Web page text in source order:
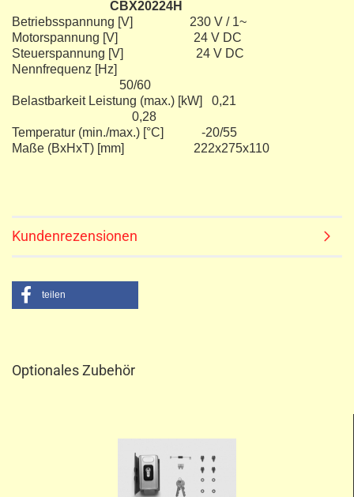
CBX20224H
Betriebsspannung [V] 230 V / 1~
Motorspannung [V] 24 V DC
Steuerspannung [V] 24 V DC
Nennfrequenz [Hz]
50/60
Belastbarkeit Leistung (max.) [kW] 0,21
0,28
Temperatur (min./max.) [°C] -20/55
Maße (BxHxT) [mm] 222x275x110
Kundenrezensionen
teilen
Optionales Zubehör